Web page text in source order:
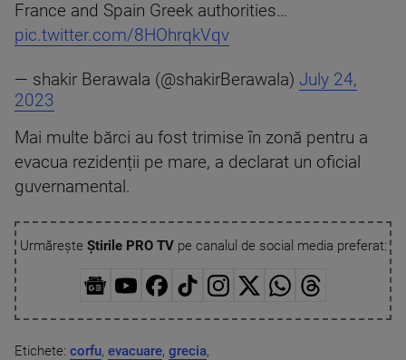
France and Spain Greek authorities…
pic.twitter.com/8HOhrqkVqv
— shakir Berawala (@shakirBerawala) July 24,
2023
Mai multe bărci au fost trimise în zonă pentru a
evacua rezidenții pe mare, a declarat un oficial
guvernamental.
Urmărește Știrile PRO TVpe canalul de social media preferat:
Etichete: corfu, evacuare, grecia,